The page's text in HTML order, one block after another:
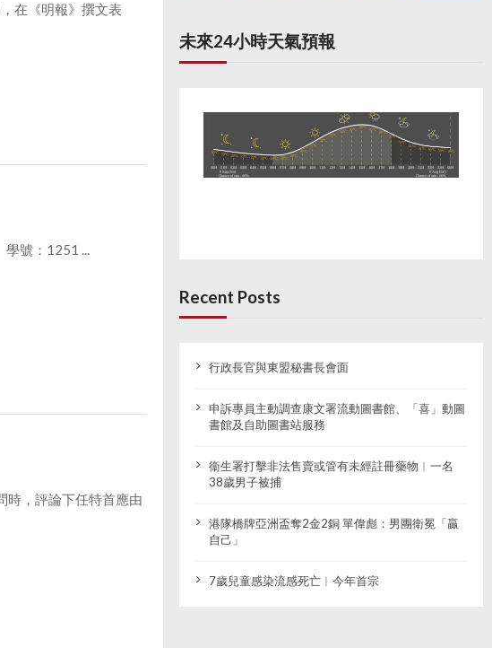
在《明報》撰文表
學號：1251 ...
時，評論下任特首應由
未來24小時天氣預報
Recent Posts
行政長官與東盟秘書長會面
申訴專員主動調查康文署流動圖書館、「喜」動圖
書館及自助圖書站服務
衞生署打擊非法售賣或管有未經註冊藥物︱一名
38歲男子被捕
港隊橋牌亞洲盃奪2金2銅 單偉彪：男團衛冕「贏
自己」
7歲兒童感染流感死亡︱今年首宗